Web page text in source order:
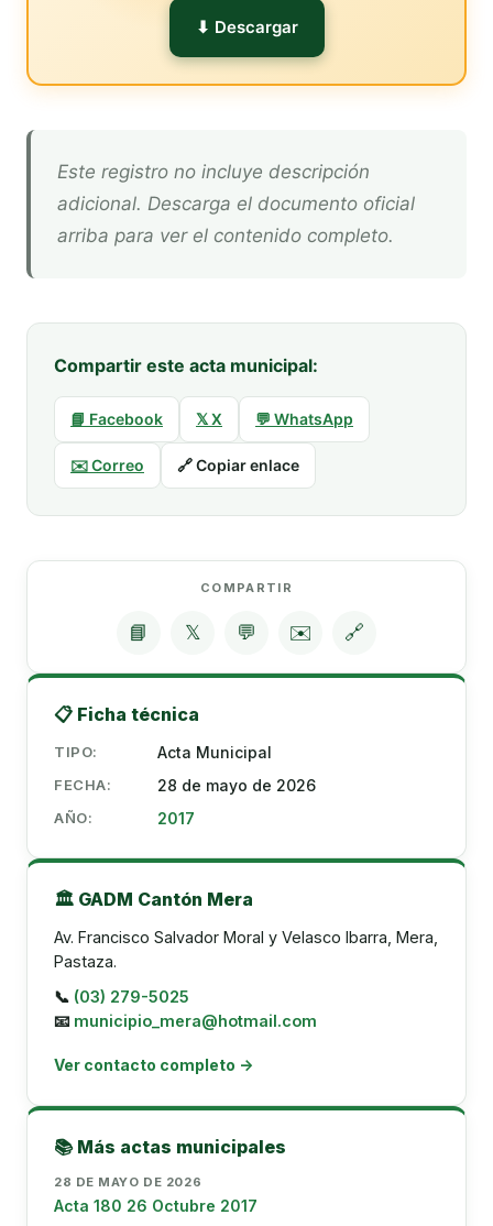
⬇ Descargar
Este registro no incluye descripción
adicional. Descarga el documento oficial
arriba para ver el contenido completo.
Compartir este acta municipal:
📘 Facebook 𝕏 X 💬 WhatsApp
✉️ Correo 🔗 Copiar enlace
COMPARTIR
📘 𝕏 💬 ✉️ 🔗
📋 Ficha técnica
TIPO: Acta Municipal
FECHA: 28 de mayo de 2026
AÑO: 2017
🏛️ GADM Cantón Mera
Av. Francisco Salvador Moral y Velasco Ibarra, Mera,
Pastaza.
📞 (03) 279-5025
📧 municipio_mera@hotmail.com
Ver contacto completo →
📚 Más actas municipales
28 DE MAYO DE 2026
Acta 180 26 Octubre 2017